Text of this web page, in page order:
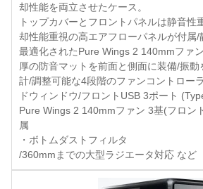
却性能を両立させたケース。
トップカバーとフロントパネルは静音性
却性能重視の高エアフローパネルが付属/
最適化されたPure Wings 2 140mmファ
厚の防音マットを前面と側面に装備/振
計/調整可能な4段階のファンコントロー
ドウィンドウ/フロントUSB 3ポート
Pure Wings 2 140mmファン 3基(フロン
属
・ボトムダストフィルタ
/360mmまでの大型ラジエータ対応 など